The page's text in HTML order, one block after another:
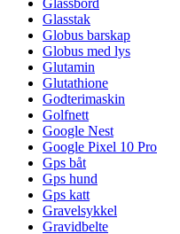
Glassbord
Glasstak
Globus barskap
Globus med lys
Glutamin
Glutathione
Godterimaskin
Golfnett
Google Nest
Google Pixel 10 Pro
Gps båt
Gps hund
Gps katt
Gravelsykkel
Gravidbelte